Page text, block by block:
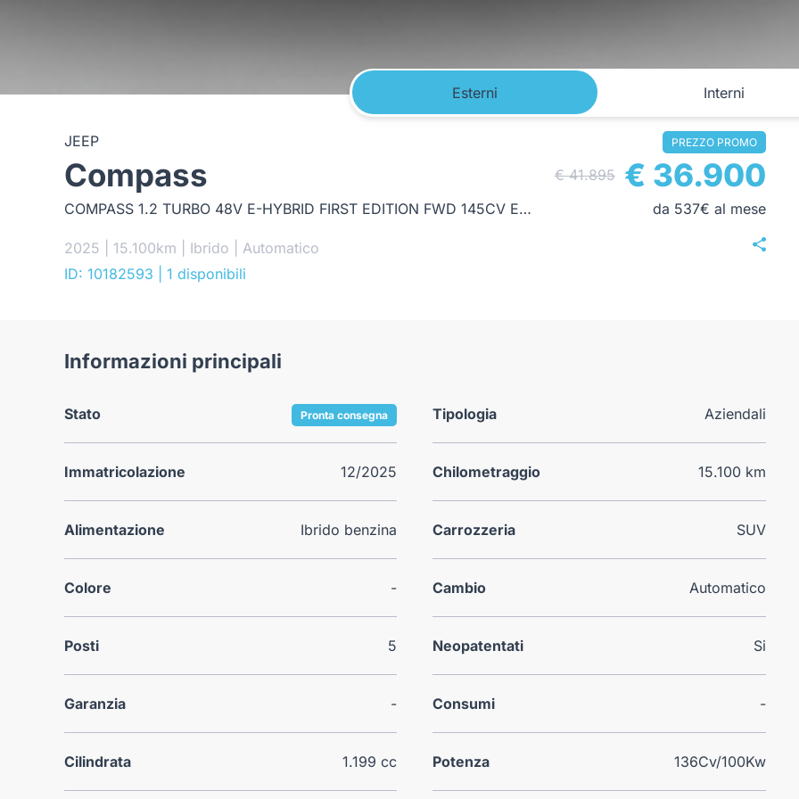
Esterni Interni
JEEP
Compass
COMPASS 1.2 TURBO 48V E-HYBRID FIRST EDITION FWD 145CV EDCT6
2025 | 15.100km | Ibrido | Automatico
ID: 10182593
| 1 disponibili
PREZZO PROMO
€ 41.895 € 36.900
da 537€ al mese
Informazioni principali
Stato Pronta consegna Tipologia Aziendali
Immatricolazione 12/2025 Chilometraggio 15.100 km
Alimentazione Ibrido benzina Carrozzeria SUV
Colore - Cambio Automatico
Posti 5 Neopatentati Si
Garanzia - Consumi -
Cilindrata 1.199 cc Potenza 136Cv/100Kw